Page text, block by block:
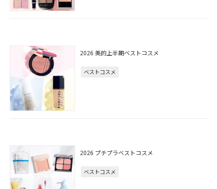
2026 美的上半期ベストコスメ
ベストコスメ
2026 プチプラベストコスメ
ベストコスメ